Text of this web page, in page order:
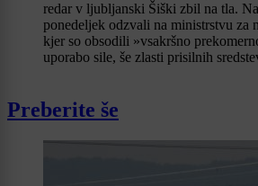
redar v ljubljanski Šiški zbil na tla.
ponedeljek odzvali na ministrstvu za
kjer so obsodili »vsakršno
uporabo sile, še zlasti prisilnih
Preberite še